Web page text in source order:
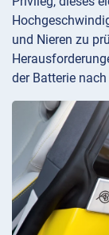
und Nieren zu
der Batterie